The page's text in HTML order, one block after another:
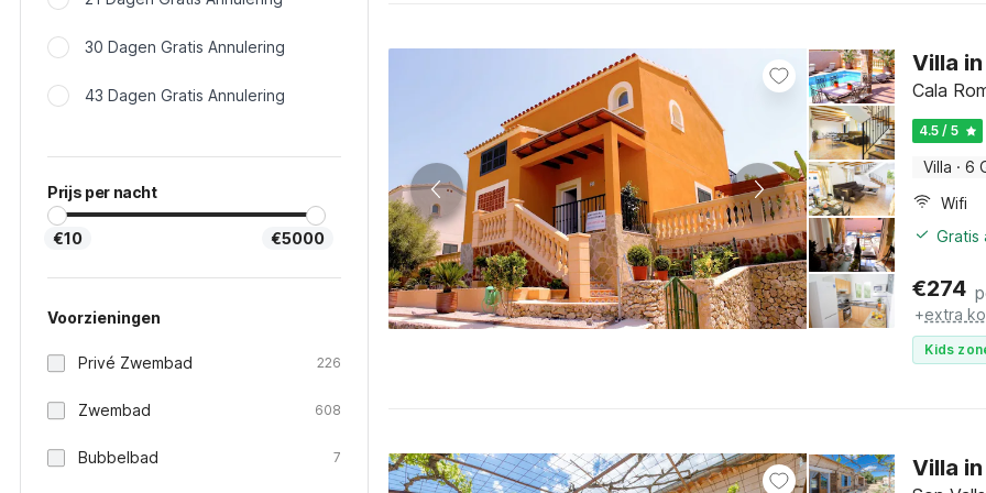
30 Dagen Gratis Annulering
43 Dagen Gratis Annulering
Prijs per nacht
€10 €5000
Voorzieningen
Privé Zwembad 226
Zwembad 608
Bubbelbad 7
Villa
Cala
4.5 / 5
Villa · 6
Wifi
Gratis
€274
+extra
Kids
Villa